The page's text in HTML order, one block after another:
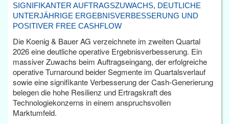
SIGNIFIKANTER AUFTRAGSZUWACHS, DEUTLICHE
UNTERJÄHRIGE ERGEBNISVERBESSERUNG UND
POSITIVER FREE CASHFLOW
Die Koenig & Bauer AG verzeichnete im zweiten Quartal
2026 eine deutliche operative Ergebnisverbesserung. Ein
massiver Zuwachs beim Auftragseingang, der erfolgreiche
operative Turnaround beider Segmente im Quartalsverlauf
sowie eine signifikante Verbesserung der Cash-Generierung
belegen die hohe Resilienz und Ertragskraft des
Technologiekonzerns in einem anspruchsvollen
Marktumfeld.